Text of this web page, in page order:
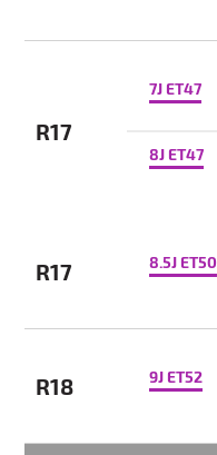
R17
7J ET47
8J ET47
R17 8.5J ET50
R18 9J ET52